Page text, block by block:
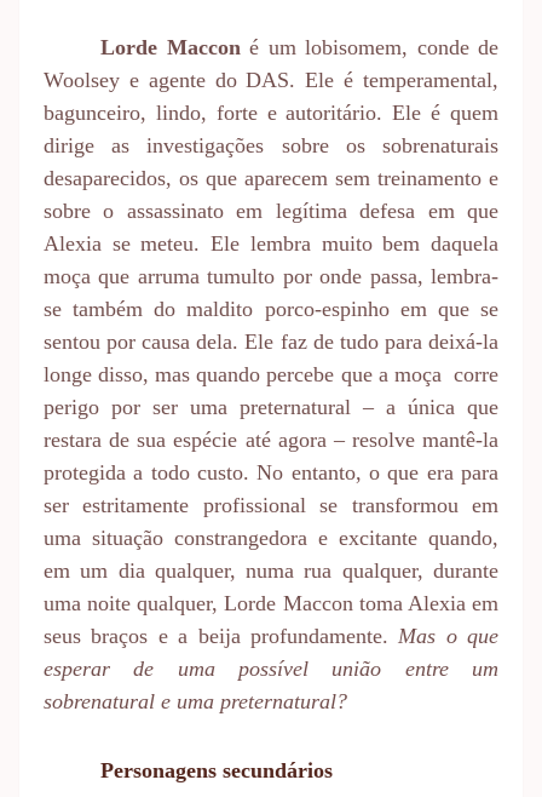
Lorde Macconé um lobisomem, conde de
Woolsey e agente do DAS. Ele é temperamental,
bagunceiro, lindo, forte e autoritário. Ele é quem
dirige as investigações sobre os sobrenaturais
desaparecidos, os que aparecem sem treinamento e
sobre o assassinato em legítima defesa em que
Alexia se meteu. Ele lembra muito bem daquela
moça que arruma tumulto por onde passa, lembra-
se também do maldito porco-espinho em que se
sentou por causa dela. Ele faz de tudo para deixá-la
longe disso, mas quando percebe que a moça corre
perigo por ser uma preternatural – a única que
restara de sua espécie até agora – resolve mantê-la
protegida a todo custo. No entanto, o que era para
ser estritamente profissional se transformou em
uma situação constrangedora e excitante quando,
em um dia qualquer, numa rua qualquer, durante
uma noite qualquer, Lorde Maccon toma Alexia em
seus braços e a beija profundamente.Mas o que
esperar de uma possível união entre um
sobrenatural e uma preternatural?
Personagens secundários